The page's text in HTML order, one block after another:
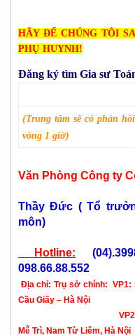
HÃY ĐỂ CHÚNG TÔI
PHỤ HUYNH!
Đăng ký tìm Gia sư To
(Trung tâm sẽ có phản hồi
vòng 1 giờ)
Văn Phòng Công ty
Thầy Đức ( Tổ
môn)
Hotline:
098.66.88.552
Địa chỉ:Trụ sở chính:VP1:
Cầu Giấy – Hà Nội
VP2: Phòng
Mễ Trì, Nam Từ Liêm, Hà Nội